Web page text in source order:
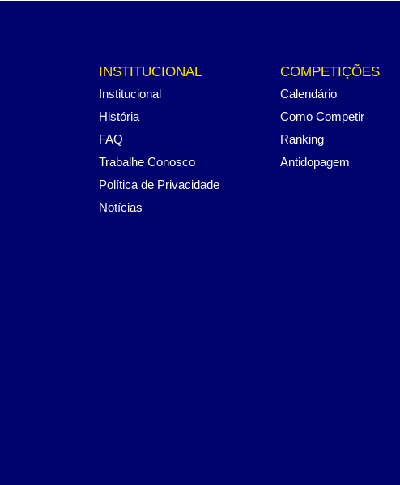
INSTITUCIONAL
Institucional
História
FAQ
Trabalhe Conosco
Política de Privacidade
Notícias
COMPETIÇÕES
Calendário
Como Competir
Ranking
Antidopagem